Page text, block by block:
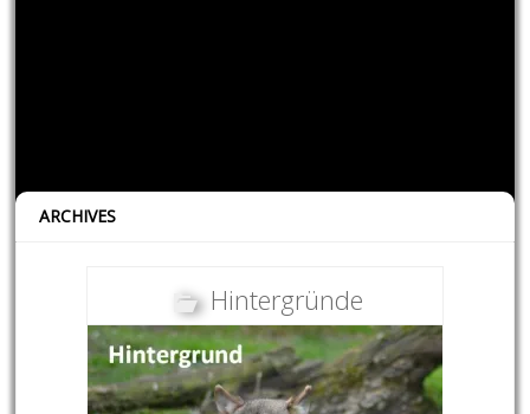
ARCHIVES
Hintergründe